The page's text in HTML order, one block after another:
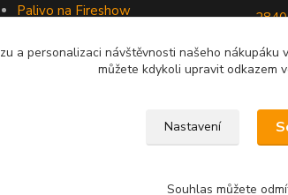
Palivo na Fireshow
a personalizaci návštěvnosti našeho
můžete kdykoli upravit odkazem
Nastavení
Souhlas můžete